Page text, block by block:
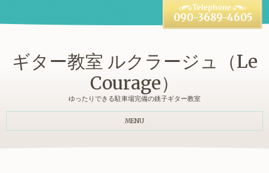
ギター教室 ルクラージュ（Le
Courage）
ゆったりできる駐車場完備の銚子ギター教室
090-3689-4605
MENU